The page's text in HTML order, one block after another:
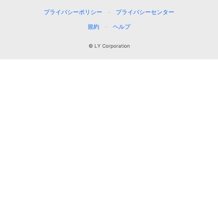
プライバシーポリシー
プライバシーセンター
規約
ヘルプ
© LY Corporation